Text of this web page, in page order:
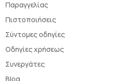
Παραγγελίας
Πιστοποιήσεις
Σύντομες οδηγίες
Οδηγίες χρήσεως
Συνεργάτες
Blog